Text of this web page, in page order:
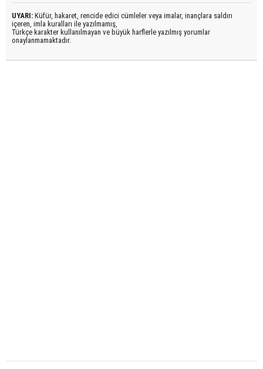
UYARI: Küfür, hakaret, rencide edici cümleler veya imalar, inançlara saldırı
içeren, imla kuralları ile yazılmamış,
Türkçe karakter kullanılmayan ve büyük harflerle yazılmış yorumlar
onaylanmamaktadır.